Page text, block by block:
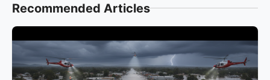
Recommended Articles